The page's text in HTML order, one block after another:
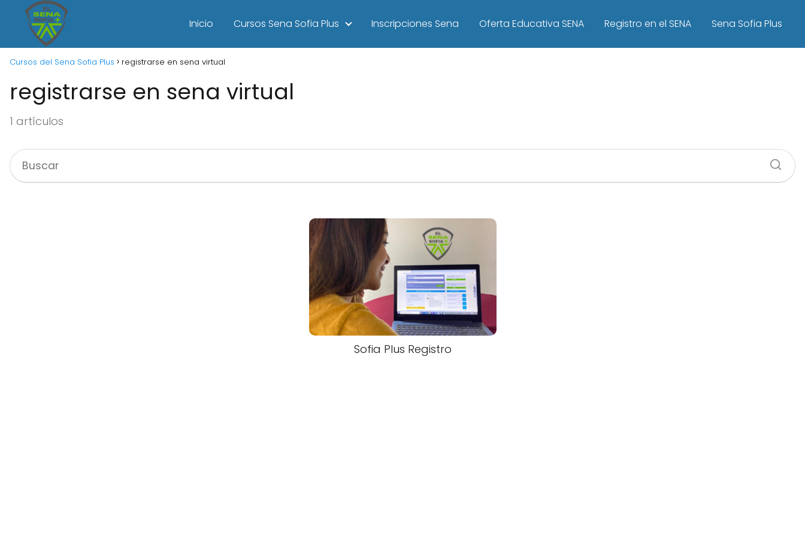
Inicio Cursos Sena Sofia Plus Inscripciones Sena Oferta Educativa SENA Registro en el SENA Sena Sofia Plus
Cursos del Sena Sofia Plus registrarse en sena virtual
registrarse en sena virtual
1 artículos
Sofia Plus Registro